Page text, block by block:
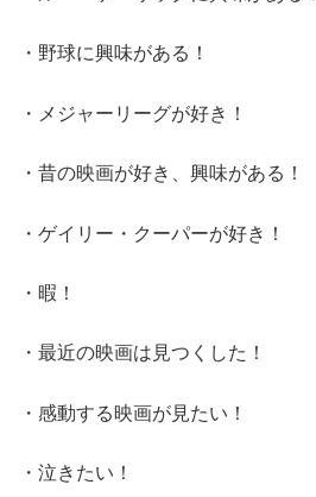
・野球に興味がある！
・メジャーリーグが好き！
・昔の映画が好き、興味がある！
・ゲイリー・クーパーが好き！
・暇！
・最近の映画は見つくした！
・感動する映画が見たい！
・泣きたい！